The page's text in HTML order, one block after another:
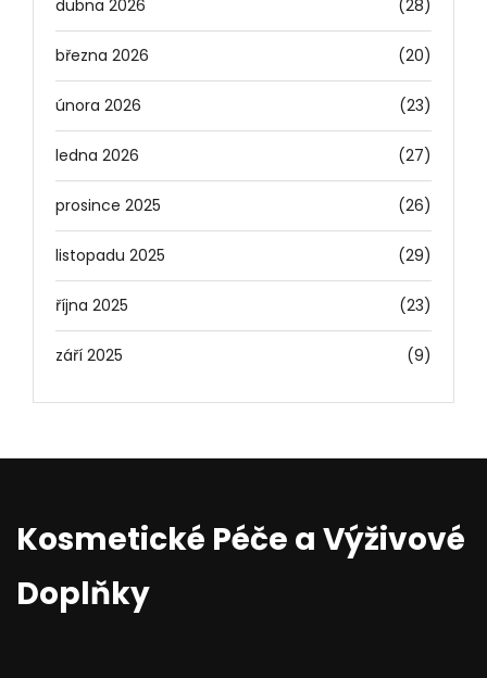
dubna 2026 (28)
března 2026 (20)
února 2026 (23)
ledna 2026 (27)
prosince 2025 (26)
listopadu 2025 (29)
října 2025 (23)
září 2025 (9)
Kosmetické Péče a Výživové
Doplňky